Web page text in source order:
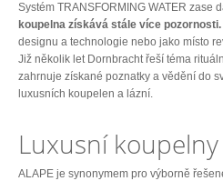
Systém TRANSFORMING WATER zase
koupelna získává stále více pozornosti.
designu a technologie nebo jako místo
Již několik let Dornbracht řeší téma
zahrnuje získané poznatky a vědění do
luxusních koupelen a lázní.
Luxusní
ALAPE je synonymem pro výborně